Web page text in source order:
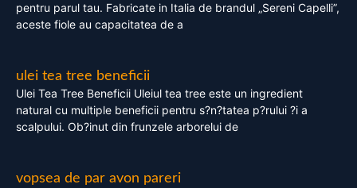
pentru parul tau. Fabricate in Italia de brandul „Sereni Capelli”,
aceste fiole au capacitatea de a
ulei tea tree beneficii
Ulei Tea Tree Beneficii Uleiul tea tree este un ingredient
natural cu multiple beneficii pentru s?n?tatea p?rului ?i a
scalpului. Ob?inut din frunzele arborelui de
vopsea de par avon pareri